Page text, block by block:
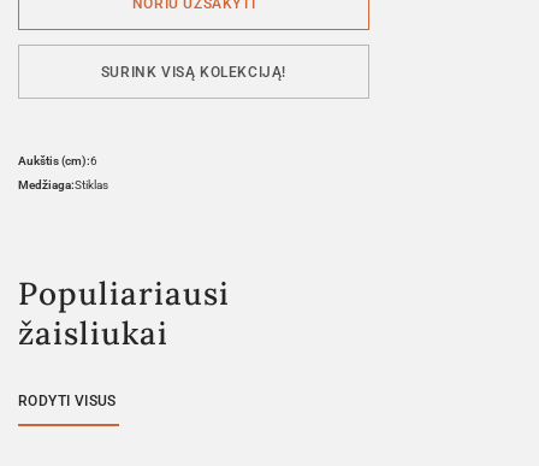
SURINK VISĄ KOLEKCIJĄ!
Aukštis (cm):6
Medžiaga:Stiklas
Populiariausi
žaisliukai
RODYTI VISUS